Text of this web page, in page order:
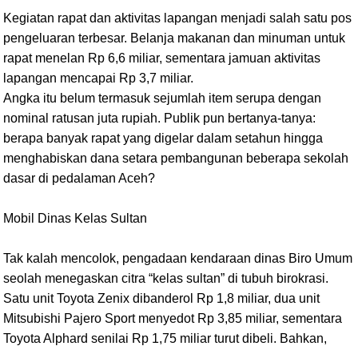
Kegiatan rapat dan aktivitas lapangan menjadi salah satu pos
pengeluaran terbesar. Belanja makanan dan minuman untuk
rapat menelan Rp 6,6 miliar, sementara jamuan aktivitas
lapangan mencapai Rp 3,7 miliar.
Angka itu belum termasuk sejumlah item serupa dengan
nominal ratusan juta rupiah. Publik pun bertanya-tanya:
berapa banyak rapat yang digelar dalam setahun hingga
menghabiskan dana setara pembangunan beberapa sekolah
dasar di pedalaman Aceh?
Mobil Dinas Kelas Sultan
Tak kalah mencolok, pengadaan kendaraan dinas Biro Umum
seolah menegaskan citra “kelas sultan” di tubuh birokrasi.
Satu unit Toyota Zenix dibanderol Rp 1,8 miliar, dua unit
Mitsubishi Pajero Sport menyedot Rp 3,85 miliar, sementara
Toyota Alphard senilai Rp 1,75 miliar turut dibeli. Bahkan,